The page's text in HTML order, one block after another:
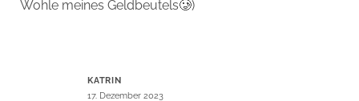
Wohle meines Geldbeutels🥲)
KATRIN
17. Dezember 2023